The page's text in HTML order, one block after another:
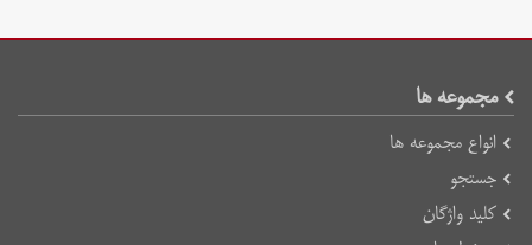
مجموعه ها
انواع مجموعه ها
جستجو
کلید واژگان